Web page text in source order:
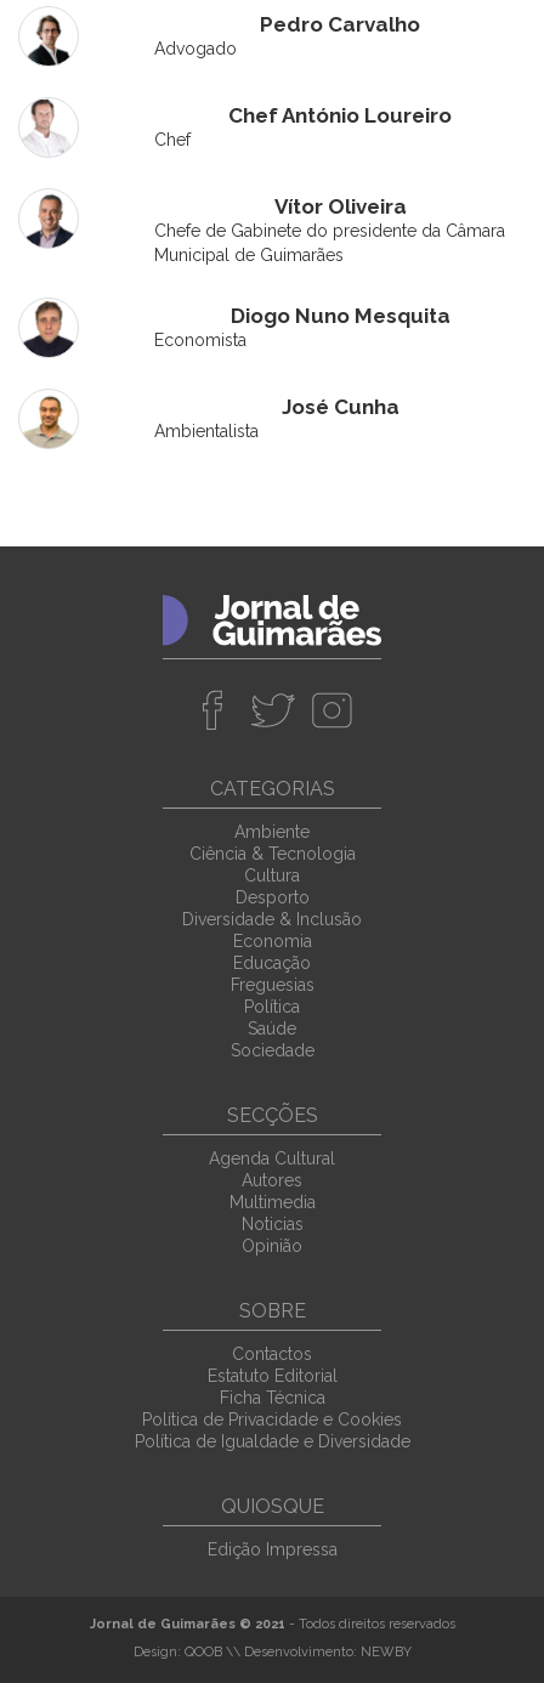
Pedro Carvalho
Advogado
Chef António Loureiro
Chef
Vítor Oliveira
Chefe de Gabinete do presidente da Câmara
Municipal de Guimarães
Diogo Nuno Mesquita
Economista
José Cunha
Ambientalista
CATEGORIAS
Ambiente
Ciência & Tecnologia
Cultura
Desporto
Diversidade & Inclusão
Economia
Educação
Freguesias
Política
Saúde
Sociedade
SECÇÕES
Agenda Cultural
Autores
Multimedia
Noticias
Opinião
SOBRE
Contactos
Estatuto Editorial
Ficha Técnica
Política de Privacidade e Cookies
Política de Igualdade e Diversidade
QUIOSQUE
Edição Impressa
Jornal de Guimarães © 2021 - Todos direitos reservados
Design: QOOB\\ Desenvolvimento: NEWBY